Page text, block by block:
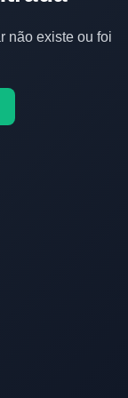
não existe ou foi